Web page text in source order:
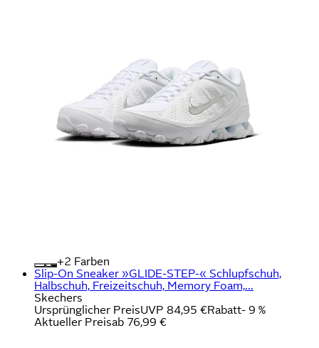
+
Farben
Slip-On Sneaker »GLIDE-STEP-« Schlupfschuh,
Halbschuh, Freizeitschuh, Memory Foam,...
Skechers
Ursprünglicher PreisUVP 84,95 €Rabatt- 9 %
Aktueller Preisab 76,99 €